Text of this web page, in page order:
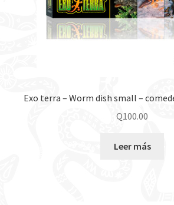
Exo terra – Worm dish small –
Q100.00
Leer más